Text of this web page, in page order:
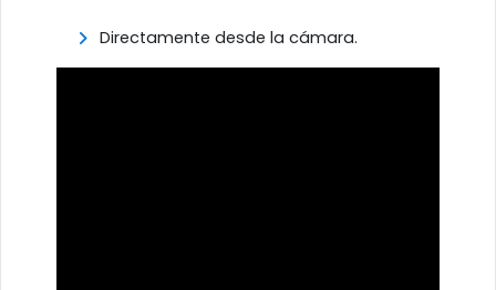
Directamente desde la cámara.